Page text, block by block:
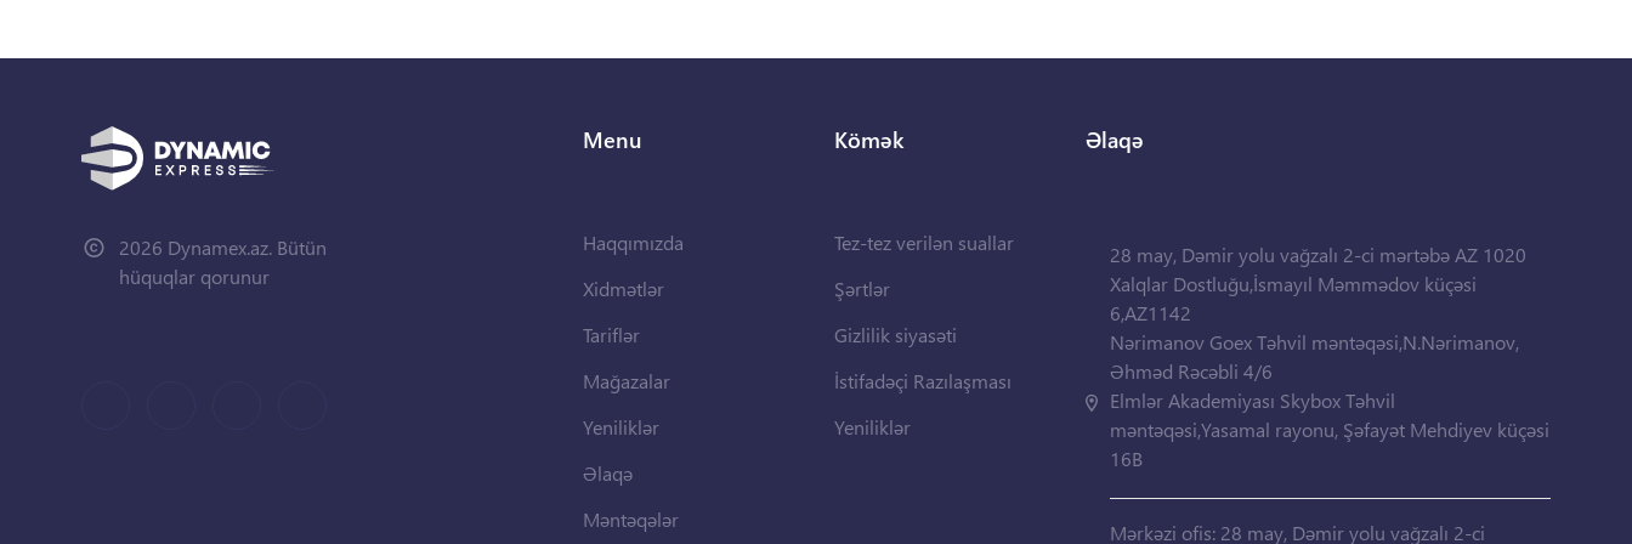
2026 Dynamex.az. Bütün
hüquqlar qorunur
Menu
Haqqımızda
Xidmətlər
Tariflər
Mağazalar
Yeniliklər
Əlaqə
Məntəqələr
Kömək
Tez-tez verilən suallar
Şərtlər
Gizlilik siyasəti
İstifadəçi Razılaşması
Yeniliklər
Əlaqə
28 may, Dəmir yolu vağzalı 2-ci mərtəbə AZ 1020
Xalqlar Dostluğu,İsmayıl Məmmədov küçəsi
6,AZ1142
Nərimanov Goex Təhvil məntəqəsi,N.Nərimanov,
Əhməd Rəcəbli 4/6
Elmlər Akademiyası Skybox Təhvil
məntəqəsi,Yasamal rayonu, Şəfayət Mehdiyev küçəsi
16B
Mərkəzi ofis: 28 may, Dəmir yolu vağzalı 2-ci